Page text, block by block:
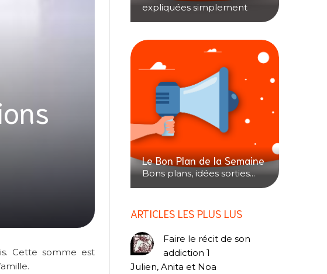
Cette somme est
expliquées simplement
Le Bon Plan de la Semaine
Bons plans, idées sorties...
ARTICLES LES PLUS LUS
Faire le récit de son
addiction 1
Julien, Anita et Noa